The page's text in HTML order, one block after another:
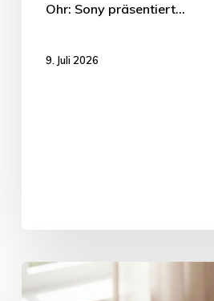
Ohr: Sony präsentiert…
9. Juli 2026